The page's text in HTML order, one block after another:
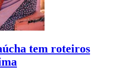
tem roteiros